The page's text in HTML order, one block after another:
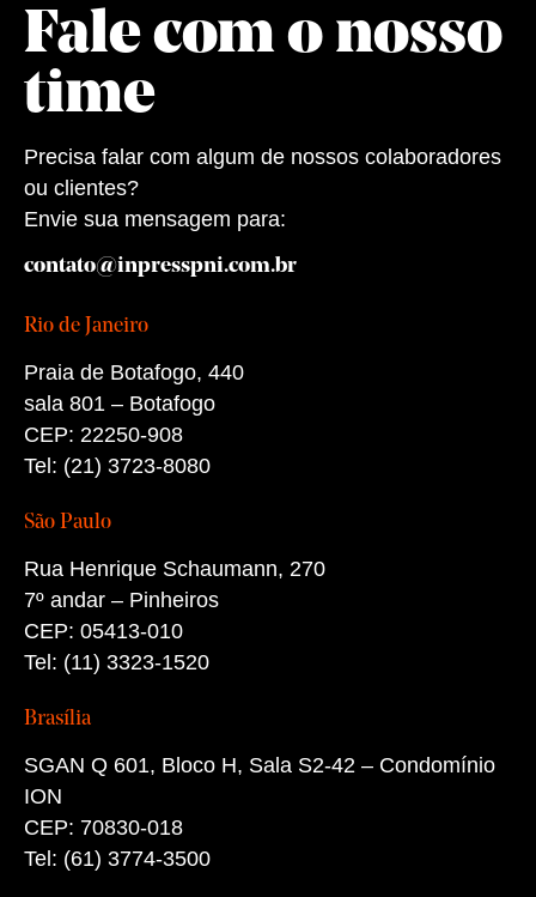
Fale com o nosso
time
Precisa falar com algum de nossos colaboradores
ou clientes?
Envie sua mensagem para:
contato@inpresspni.com.br
Rio de Janeiro
Praia de Botafogo, 440
sala 801 – Botafogo
CEP: 22250-908
Tel: (21) 3723-8080
São Paulo
Rua Henrique Schaumann, 270
7º andar – Pinheiros
CEP: 05413-010
Tel: (11) 3323-1520
Brasília
SGAN Q 601, Bloco H, Sala S2-42 – Condomínio
ION
CEP: 70830-018
Tel: (61) 3774-3500